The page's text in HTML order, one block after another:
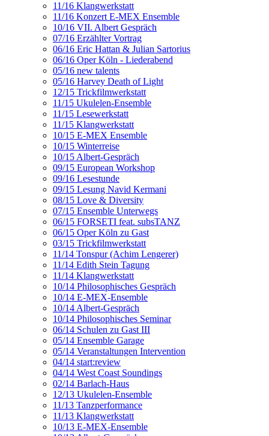
11/16 Klangwerkstatt
11/16 Konzert E-MEX Ensemble
10/16 VII. Albert Gespräch
07/16 Erzählter Vortrag
06/16 Eric Hattan & Julian Sartorius
06/16 Oper Köln - Liederabend
05/16 new talents
05/16 Harvey Death of Light
12/15 Trickfilmwerkstatt
11/15 Ukulelen-Ensemble
11/15 Lesewerkstatt
11/15 Klangwerkstatt
10/15 E-MEX Ensemble
10/15 Winterreise
10/15 Albert-Gespräch
09/15 European Workshop
09/16 Lesestunde
09/15 Lesung Navid Kermani
08/15 Love & Diversity
07/15 Ensemble Unterwegs
06/15 FORSETI feat. subsTANZ
06/15 Oper Köln zu Gast
03/15 Trickfilmwerkstatt
11/14 Tonspur (Achim Lengerer)
11/14 Edith Stein Tagung
11/14 Klangwerkstatt
10/14 Philosophisches Gespräch
10/14 E-MEX-Ensemble
10/14 Albert-Gespräch
10/14 Philosophisches Seminar
06/14 Schulen zu Gast III
05/14 Ensemble Garage
05/14 Veranstaltungen Intervention
04/14 start:review
04/14 West Coast Soundings
02/14 Barlach-Haus
12/13 Ukulelen-Ensemble
11/13 Tanzperformance
11/13 Klangwerkstatt
10/13 E-MEX-Ensemble